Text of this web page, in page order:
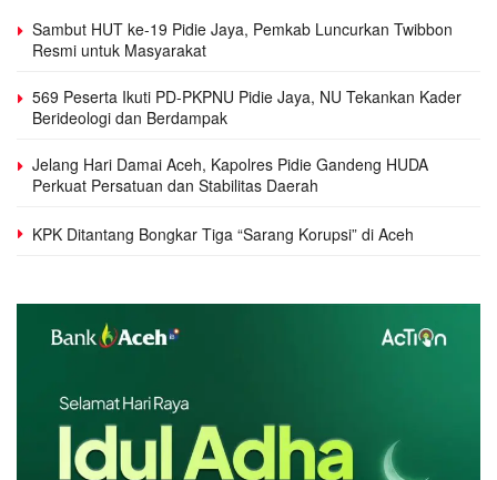
Sambut HUT ke-19 Pidie Jaya, Pemkab Luncurkan Twibbon
Resmi untuk Masyarakat
569 Peserta Ikuti PD-PKPNU Pidie Jaya, NU Tekankan Kader
Berideologi dan Berdampak
Jelang Hari Damai Aceh, Kapolres Pidie Gandeng HUDA
Perkuat Persatuan dan Stabilitas Daerah
KPK Ditantang Bongkar Tiga “Sarang Korupsi” di Aceh